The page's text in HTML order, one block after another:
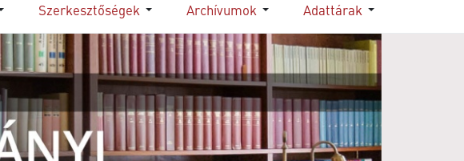
Szerkesztőségek Archívumok Adattárak